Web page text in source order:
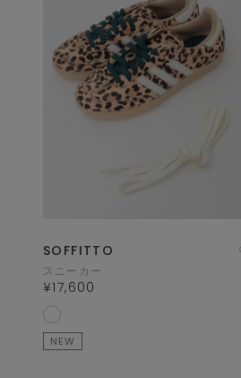
SOFFITTO
スニーカー
¥17,600
NEW